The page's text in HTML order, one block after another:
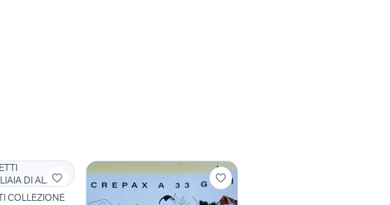
COLLEZIONE